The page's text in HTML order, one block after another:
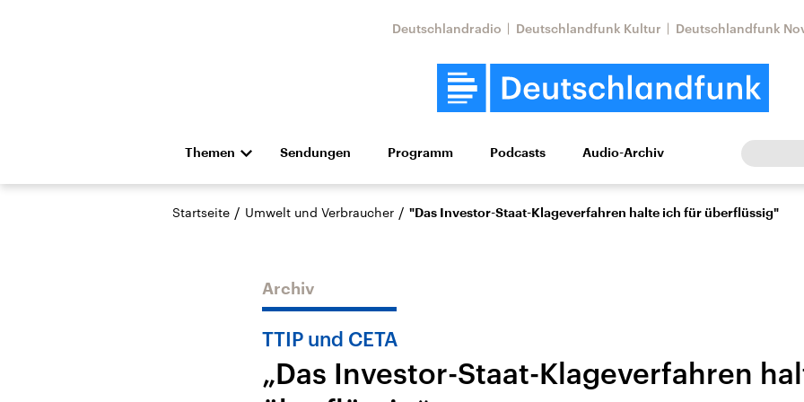
Deutschlandradio Deutschlandfunk Kultur Deutschlandfunk
Themen
Die Nachrichten Politik Wirtschaft Wissen Kultur Europa
Hörspiel und Feature Musik
Landtagswahl Sachsen-
Anhalt 2026
USA
Nahostkonflikt
Aktuelle Lage und
Iran
Sendungen Programm Podcasts Audio-Archiv
Startseite / Umwelt und Verbraucher / "Das Investor-Staat-Klageverfahren halte ich für überflüssig"
Archiv
TTIP und CETA
„Das Investor-Staat-Klageverfahren